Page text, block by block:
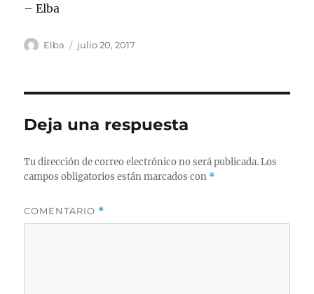
– Elba
Autor
Elba
Publicado
julio 20, 2017
Deja una respuesta
Tu dirección de correo electrónico no será publicada. Los
campos obligatorios están marcados con *
COMENTARIO *